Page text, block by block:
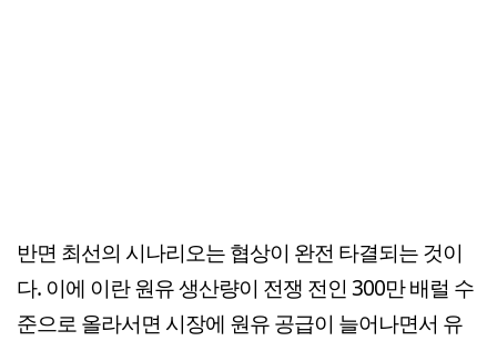
반면 최선의 시나리오는 협상이 완전 타결되는 것이
다. 이에 이란 원유 생산량이 전쟁 전인 300만 배럴 수
준으로 올라서면 시장에 원유 공급이 늘어나면서 유